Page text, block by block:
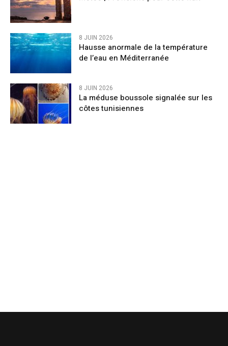
8 JUIN 2026
Hausse anormale de la température
de l’eau en Méditerranée
8 JUIN 2026
La méduse boussole signalée sur les
côtes tunisiennes